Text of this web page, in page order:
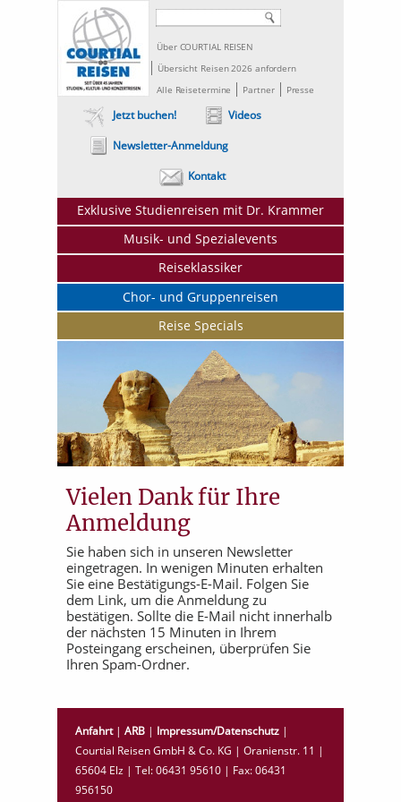
Chor- und Gruppenreisen
Reise Specials
Über COURTIAL REISEN
Übersicht Reisen 2026 anfordern
Alle Reisetermine
Partner Presse
Jetzt buchen!
Videos
Newsletter-Anmeldung
Kontakt
Exklusive Studienreisen mit Dr. Krammer
Musik- und Spezialevents
Reiseklassiker
Vielen Dank für Ihre
Anmeldung
Sie haben sich in unseren Newsletter
eingetragen. In wenigen Minuten erhalten
Sie eine Bestätigungs-E-Mail. Folgen Sie
dem Link, um die Anmeldung zu
bestätigen. Sollte die E-Mail nicht innerhalb
der nächsten 15 Minuten in Ihrem
Posteingang erscheinen, überprüfen Sie
Ihren Spam-Ordner.
Anfahrt| ARB | Impressum/Datenschutz |
Courtial Reisen GmbH & Co. KG | Oranienstr. 11 |
65604 Elz | Tel: 06431 95610 | Fax: 06431
956150